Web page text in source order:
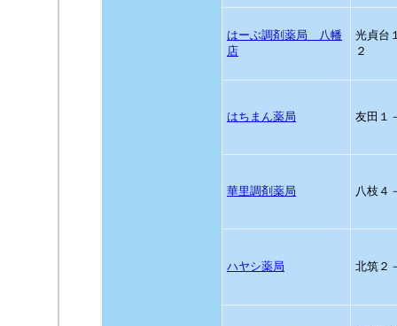
はーぶ調剤薬局 八幡
店
光貞台
２
はちまん薬局 友田１
華里調剤薬局 八枝４
ハヤシ薬局 北筑２